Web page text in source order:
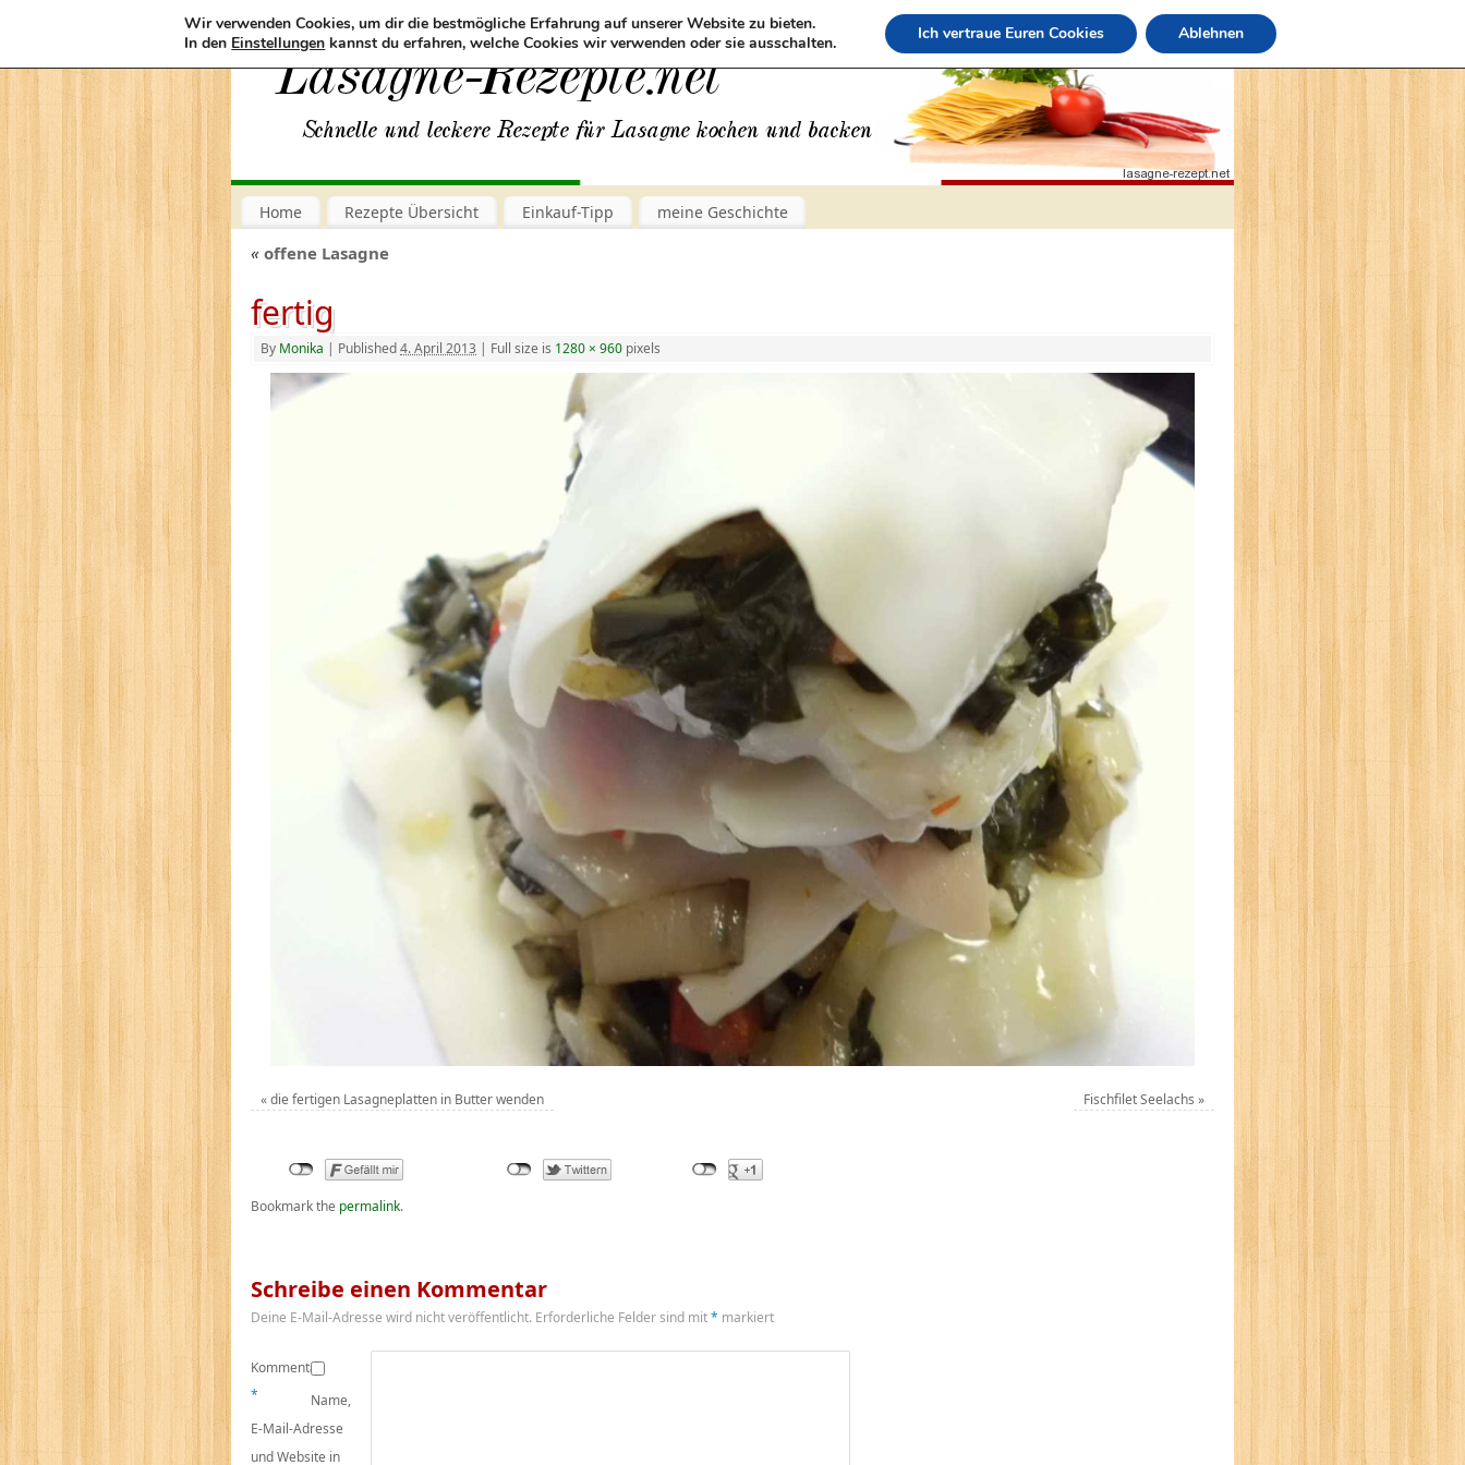
Home Rezepte Übersicht Einkauf-Tipp meine Geschichte
« offene Lasagne
fertig
By Monika | Published 4. April 2013 | Full size is 1280 × 960 pixels
«die fertigen Lasagneplatten in Butter wenden Fischfilet Seelachs »
Bookmark the permalink.
Schreibe einen Kommentar
Deine E-Mail-Adresse wird nicht veröffentlicht. Erforderliche Felder sind mit* markiert
Kommentar
*
Name,
E-Mail-Adresse
und Website in
Wir verwenden Cookies, um dir die bestmögliche Erfahrung auf unserer Website zu bieten.
In den Einstellungen kannst du erfahren, welche Cookies wir verwenden oder sie ausschalten. Ich vertraue Euren Cookies Ablehnen